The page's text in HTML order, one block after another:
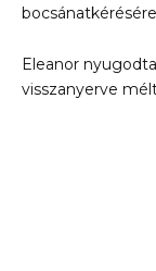
Eleanor
visszanyerve